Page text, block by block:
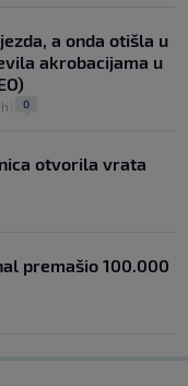
a onda otišla u
akrobacijama u
0
otvorila vrata
premašio 100.000